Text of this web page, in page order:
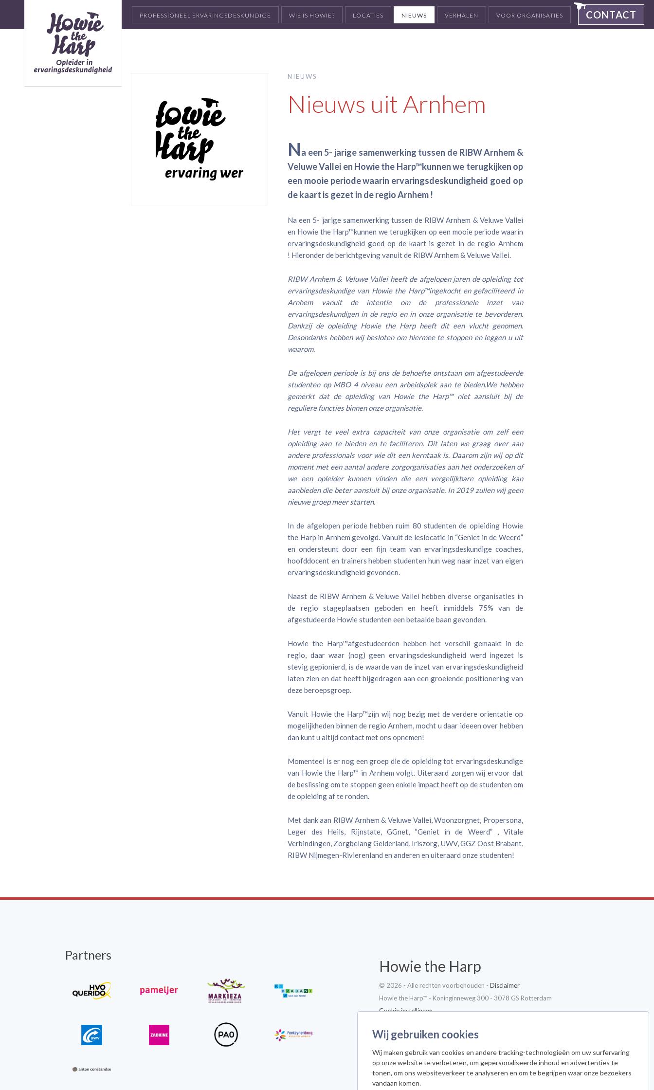
Wij gebruiken cookies
Wij maken gebruik van cookies en andere tracking-technologieën om uw surfervaring
op onze website te verbeteren, om gepersonaliseerde inhoud en advertenties te
tonen, om ons websiteverkeer te analyseren en om te begrijpen waar onze bezoekers
vandaan komen.
PROFESSIONEEL ERVARINGSDESKUNDIGE WIE IS HOWIE? LOCATIES NIEUWS VERHALEN VOOR ORGANISATIES CONTACT
NIEUWS
Nieuws uit Arnhem
Na een 5- jarige samenwerking tussen de RIBW Arnhem &
Veluwe Vallei en Howie the Harp™kunnen we terugkijken op
een mooie periode waarin ervaringsdeskundigheid goed op
de kaart is gezet in de regio Arnhem !
Na een 5- jarige samenwerking tussen de RIBW Arnhem & Veluwe Vallei
en Howie the Harp™kunnen we terugkijken op een mooie periode waarin
ervaringsdeskundigheid goed op de kaart is gezet in de regio Arnhem
! Hieronder de berichtgeving vanuit de RIBW Arnhem & Veluwe Vallei.
RIBW Arnhem & Veluwe Vallei heeft de afgelopen jaren de opleiding tot
ervaringsdeskundige van Howie the Harp™ingekocht en gefaciliteerd in
Arnhem vanuit de intentie om de professionele inzet van
ervaringsdeskundigen in de regio en in onze organisatie te bevorderen.
Dankzij de opleiding Howie the Harp heeft dit een vlucht genomen.
Desondanks hebben wij besloten om hiermee te stoppen en leggen u uit
waarom.
De afgelopen periode is bij ons de behoefte ontstaan om afgestudeerde
studenten op MBO 4 niveau een arbeidsplek aan te bieden.We hebben
gemerkt dat de opleiding van Howie the Harp™ niet aansluit bij de
reguliere functies binnen onze organisatie.
Het vergt te veel extra capaciteit van onze organisatie om zelf een
opleiding aan te bieden en te faciliteren. Dit laten we graag over aan
andere professionals voor wie dit een kerntaak is. Daarom zijn wij op dit
moment met een aantal andere zorgorganisaties aan het onderzoeken of
we een opleider kunnen vinden die een vergelijkbare opleiding kan
aanbieden die beter aansluit bij onze organisatie. In 2019 zullen wij geen
nieuwe groep meer starten.
In de afgelopen periode hebben ruim 80 studenten de opleiding Howie
the Harp in Arnhem gevolgd. Vanuit de leslocatie in “Geniet in de Weerd”
en ondersteunt door een fijn team van ervaringsdeskundige coaches,
hoofddocent en trainers hebben studenten hun weg naar inzet van eigen
ervaringsdeskundigheid gevonden.
Naast de RIBW Arnhem & Veluwe Vallei hebben diverse organisaties in
de regio stageplaatsen geboden en heeft inmiddels 75% van de
afgestudeerde Howie studenten een betaalde baan gevonden.
Howie the Harp™afgestudeerden hebben het verschil gemaakt in de
regio, daar waar (nog) geen ervaringsdeskundigheid werd ingezet is
stevig gepionierd, is de waarde van de inzet van ervaringsdeskundigheid
laten zien en dat heeft bijgedragen aan een groeiende positionering van
deze beroepsgroep.
Vanuit Howie the Harp™zijn wij nog bezig met de verdere orientatie op
mogelijkheden binnen de regio Arnhem, mocht u daar ideeen over hebben
dan kunt u altijd contact met ons opnemen!
Momenteel is er nog een groep die de opleiding tot ervaringsdeskundige
van Howie the Harp™ in Arnhem volgt. Uiteraard zorgen wij ervoor dat
de beslissing om te stoppen geen enkele impact heeft op de studenten om
de opleiding af te ronden.
Met dank aan RIBW Arnhem & Veluwe Vallei, Woonzorgnet, Propersona,
Leger des Heils, Rijnstate, GGnet, “Geniet in de Weerd” , Vitale
Verbindingen, Zorgbelang Gelderland, Iriszorg, UWV, GGZ Oost Brabant,
RIBW Nijmegen-Rivierenland en anderen en uiteraard onze studenten!
Partners
Howie the Harp
© 2026 - Alle rechten voorbehouden -Disclaimer
Howie the Harp™ - Koninginneweg 300 - 3078 GS Rotterdam
Cookie instellingen
Meld je aan voor de nieuwsbrief